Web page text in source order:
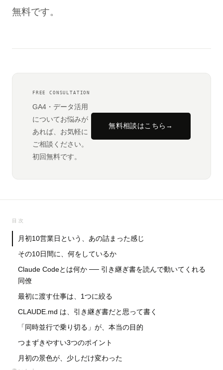
無料です。
FREE CONSULTATION
GA4・データ活用
についてお悩みが
あれば、お気軽に
ご相談ください。
初回無料です。
無料相談はこちら →
目次
月初10営業日という、あの詰まった感じ
その10日間に、何をしているか
Claude Codeとは何か ── 引き継ぎ書を読んで動いてくれる
同僚
最初に渡す仕事は、1つに絞る
CLAUDE.md は、引き継ぎ書だと思って書く
「同時並行で乗り切る」が、本当の目的
つまずきやすい3つのポイント
月初の景色が、少しだけ変わった